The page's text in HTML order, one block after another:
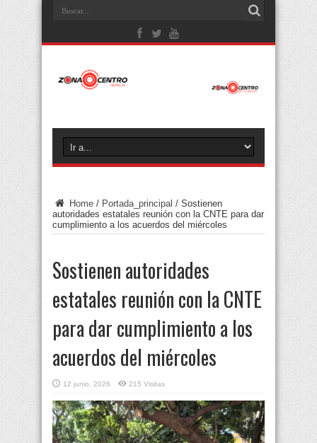
Home / Portada_principal / Sostienen
autoridades estatales reunión con la CNTE para dar
cumplimiento a los acuerdos del miércoles
Sostienen autoridades
estatales reunión con la CNTE
para dar cumplimiento a los
acuerdos del miércoles
12 junio, 2026 215 Visitas